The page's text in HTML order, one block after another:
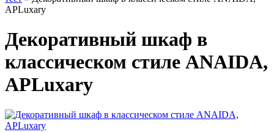
APLuxary
Декоративный шкаф в
классическом стиле ANAIDA,
APLuxary